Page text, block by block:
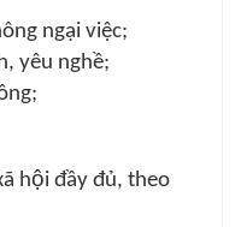
ngại việc;
yêu nghề;
hội đầy đủ, theo